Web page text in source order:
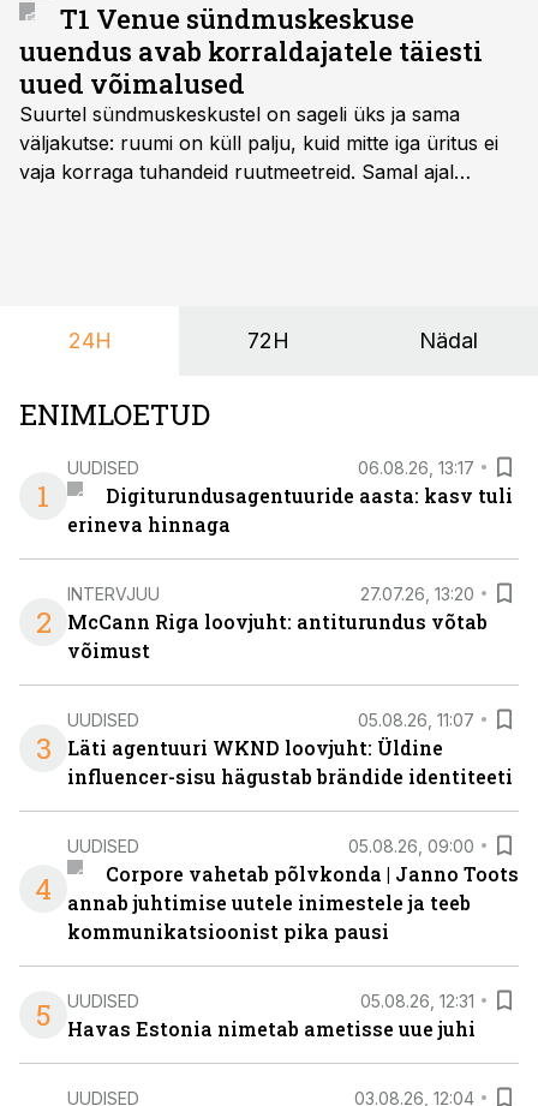
T1 Venue sündmuskeskuse
uuendus avab korraldajatele täiesti
uued võimalused
Suurtel sündmuskeskustel on sageli üks ja sama
väljakutse: ruumi on küll palju, kuid mitte iga üritus ei
vaja korraga tuhandeid ruutmeetreid. Samal ajal
nendele vajadustele vastanud uuendusega, mis pakub
24H 72H Nädal
ENIMLOETUD
1
UUDISED 06.08.26, 13:17
Digiturundusagentuuride aasta: kasv tuli
erineva hinnaga
2
INTERVJUU 27.07.26, 13:20
McCann Riga loovjuht: antiturundus võtab
võimust
3
UUDISED 05.08.26, 11:07
Läti agentuuri WKND loovjuht: Üldine
influencer-sisu hägustab brändide identiteeti
4
UUDISED 05.08.26, 09:00
Corpore vahetab põlvkonda | Janno Toots
annab juhtimise uutele inimestele ja teeb
kommunikatsioonist pika pausi
5 UUDISED 05.08.26, 12:31
Havas Estonia nimetab ametisse uue juhi
UUDISED 03.08.26, 12:04